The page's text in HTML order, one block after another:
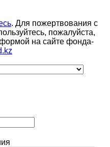
. Для пожертвования с
пожалуйста,
на сайте фонда-